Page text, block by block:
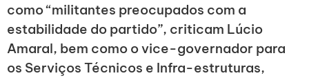
como “militantes preocupados com a
estabilidade do partido”, criticam Lúcio
Amaral, bem como o vice-governador para
os Serviços Técnicos e Infra-estruturas,